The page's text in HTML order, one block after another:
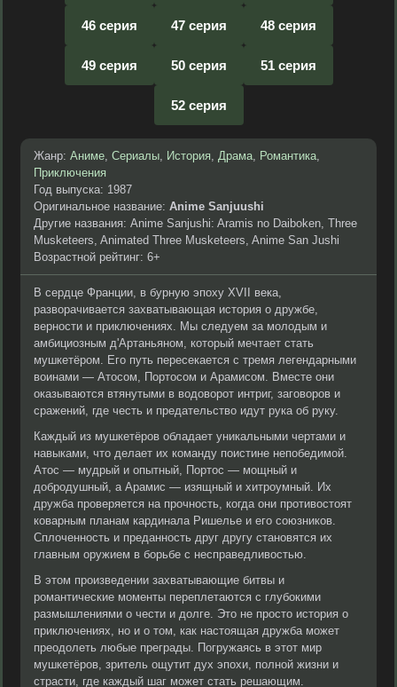
46 серия 47 серия 48 серия
49 серия 50 серия 51 серия
52 серия
Жанр: Аниме, Сериалы, История, Драма, Романтика,
Приключения
Год выпуска: 1987
Оригинальное название: Anime Sanjuushi
Другие названия: Anime Sanjushi: Aramis no Daiboken, Three
Musketeers, Animated Three Musketeers, Anime San Jushi
Возрастной рейтинг: 6+
В сердце Франции, в бурную эпоху XVII века,
разворачивается захватывающая история о дружбе,
верности и приключениях. Мы следуем за молодым и
амбициозным д'Артаньяном, который мечтает стать
мушкетёром. Его путь пересекается с тремя легендарными
воинами — Атосом, Портосом и Арамисом. Вместе они
оказываются втянутыми в водоворот интриг, заговоров и
сражений, где честь и предательство идут рука об руку.
Каждый из мушкетёров обладает уникальными чертами и
навыками, что делает их команду поистине непобедимой.
Атос — мудрый и опытный, Портос — мощный и
добродушный, а Арамис — изящный и хитроумный. Их
дружба проверяется на прочность, когда они противостоят
коварным планам кардинала Ришелье и его союзников.
Сплоченность и преданность друг другу становятся их
главным оружием в борьбе с несправедливостью.
В этом произведении захватывающие битвы и
романтические моменты переплетаются с глубокими
размышлениями о чести и долге. Это не просто история о
приключениях, но и о том, как настоящая дружба может
преодолеть любые преграды. Погружаясь в этот мир
мушкетёров, зритель ощутит дух эпохи, полной жизни и
страсти, где каждый шаг может стать решающим.